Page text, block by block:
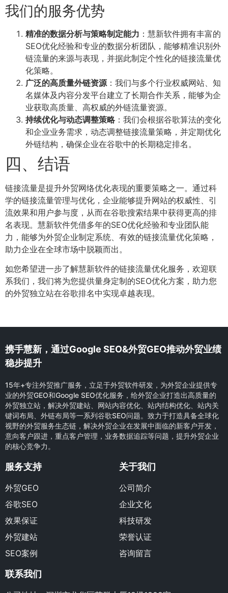
我们的服务优势
精准的数据分析与策略制定能力 ：慧新软件拥有丰富的
SEO优化经验和专业的数据分析团队，能够精准识别外
链流量的来源与表现，并据此制定个性化的链接流量优
化策略。
广泛的高质量外链资源 ：我们与多个行业权威网站、知
名媒体及内容分发平台建立了长期合作关系，能够为企
业获取高质量、高权威的外链流量资源。
持续优化与动态调整策略：我们会根据谷歌算法的变化
和企业业务需求，动态调整链接流量策略，并定期优化
外链结构，确保企业在谷歌中的长期稳定排名。
四、结语
链接流量是提升外贸网络优化表现的重要策略之一。通过科
学的链接流量管理与优化，企业能够提升网站的权威性、引
流效果和用户参与度，从而在谷歌搜索结果中获得更高的排
名表现。慧新软件凭借多年的SEO优化经验和专业团队能
力，能够为外贸企业制定系统、有效的链接流量优化策略，
助力企业在全球市场中脱颖而出。
如您希望进一步了解慧新软件的链接流量优化服务，欢迎联
系我们，我们将为您提供量身定制的SEO优化方案，助力您
的外贸独立站在谷歌排名中实现卓越表现。
携手慧新，通过Google SEO&外贸GEO推动外贸业绩
稳步提升
15年+专注外贸推广服务，立足于外贸软件研发，为外贸企业提供专
业的外贸GEO和Google SEO优化服务，给外贸企业打造出高质量的
外贸独立站，解决外贸建站、网站内容优化、站内结构优化、站内关
键词布局、外链布局等一系列谷歌SEO问题。致力于打造具备全球化
视野的外贸服务生态链，解决外贸企业在发展中面临的新客户开发，
意向客户跟进，重点客户管理，业务数据追踪等问题，提升外贸企业
的核心竞争力。
服务支持
外贸GEO
谷歌SEO
效果保证
外贸建站
SEO案例
关于我们
公司简介
企业文化
科技研发
荣誉认证
咨询留言
联系我们